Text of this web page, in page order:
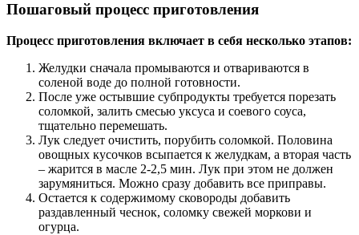
Пошаговый процесс приготовления
Процесс приготовления включает в себя несколько этапов:
Желудки сначала промываются и отвариваются в
соленой воде до полной готовности.
После уже остывшие субпродукты требуется порезать
соломкой, залить смесью уксуса и соевого соуса,
тщательно перемешать.
Лук следует очистить, порубить соломкой. Половина
овощных кусочков всыпается к желудкам, а вторая часть
– жарится в масле 2-2,5 мин. Лук при этом не должен
зарумяниться. Можно сразу добавить все приправы.
Остается к содержимому сковороды добавить
раздавленный чеснок, соломку свежей моркови и
огурца.